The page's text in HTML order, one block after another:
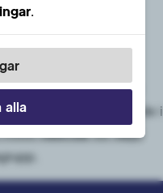
samordnas för att
som möjligt.
i respektive
10 000 röstberättigade i
.
alla